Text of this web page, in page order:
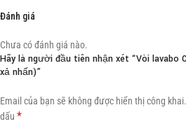
Đánh giá
Chưa có đánh giá nào.
Hãy là người đầu tiên nhận xét “Vòi lavabo
xả nhấn)”
Email của bạn sẽ không được hiển thị công khai.
dấu *